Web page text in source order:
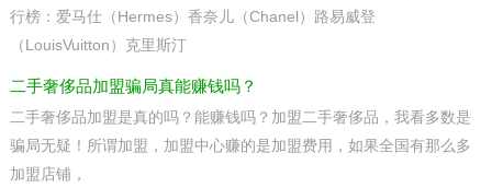
行榜：爱马仕（Hermes）香奈儿（Chanel）路易威登
（LouisVuitton）克里斯汀
二手奢侈品加盟骗局真能赚钱吗？
二手奢侈品加盟是真的吗？能赚钱吗？加盟二手奢侈品，我看多数是
骗局无疑！所谓加盟，加盟中心赚的是加盟费用，如果全国有那么多
加盟店铺，